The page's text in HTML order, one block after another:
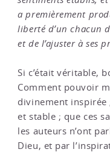
a premièrement
liberté d’un chacun
et de l’ajuster à ses
Si c’était véritable,
Comment pouvoir
divinement inspirée
et stable ; que ces
les auteurs n’ont
Dieu, et par